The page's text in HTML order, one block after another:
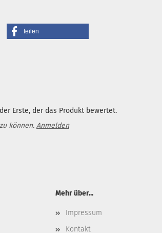
teilen
Erste, der das Produkt bewertet.
können. Anmelden
Mehr über...
Impressum
Kontakt